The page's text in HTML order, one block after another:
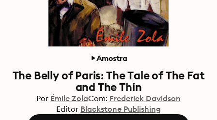
Amostra
The Belly of Paris: The Tale of The Fat
and The Thin
Por Émile ZolaCom: Frederick Davidson
Editor Blackstone Publishing